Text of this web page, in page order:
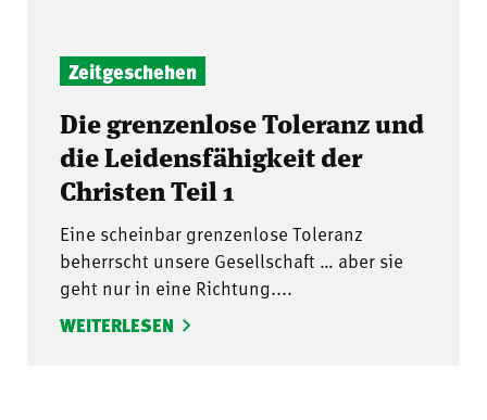
Zeitgeschehen
Die grenzenlose Toleranz und
die Leidensfähigkeit der
Christen Teil 1
Eine scheinbar grenzenlose Toleranz
beherrscht unsere Gesellschaft … aber sie
geht nur in eine Richtung....
WEITERLESEN